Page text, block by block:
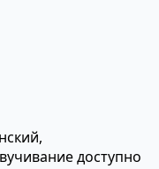
доступно